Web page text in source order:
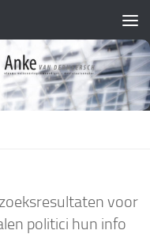
voor
politici hun info